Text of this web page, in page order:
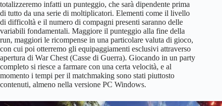
totalizzeremo infatti un punteggio, che sarà dipendente prima
di tutto da una serie di moltiplicatori. Elementi come il livello
di difficoltà e il numero di compagni presenti saranno delle
variabili fondamentali. Maggiore il punteggio alla fine della
run, maggiori le ricompense in una particolare valuta di gioco,
con cui poi otterremo gli equipaggiamenti esclusivi attraverso
apertura di War Chest (Casse di Guerra). Giocando in un party
completo si riesce a farmare con una certa velocità, e al
momento i tempi per il matchmaking sono stati piuttosto
contenuti, almeno nella versione PC Windows.